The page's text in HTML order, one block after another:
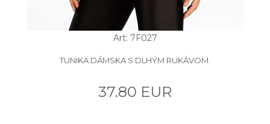
Art: 7F027
TUNIKA DÁMSKA S DLHÝM RUKÁVOM.
37.80 EUR